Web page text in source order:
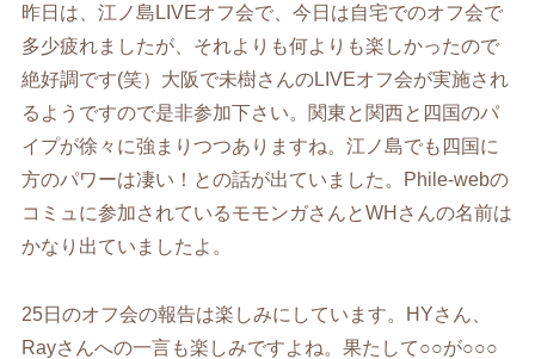
昨日は、江ノ島LIVEオフ会で、今日は自宅でのオフ会で
多少疲れましたが、それよりも何よりも楽しかったので
絶好調です(笑）大阪で未樹さんのLIVEオフ会が実施され
るようですので是非参加下さい。関東と関西と四国のパ
イプが徐々に強まりつつありますね。江ノ島でも四国に
方のパワーは凄い！との話が出ていました。Phile-webの
コミュに参加されているモモンガさんとWHさんの名前は
かなり出ていましたよ。
25日のオフ会の報告は楽しみにしています。HYさん、
Rayさんへの一言も楽しみですよね。果たして○○が○○○